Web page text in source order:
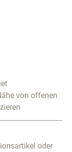
von offenen
oder